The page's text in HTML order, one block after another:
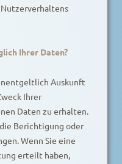
Nutzerverhaltens
Ihrer Daten?
Auskunft
Ihrer
Daten zu erhalten.
Berichtigung oder
Wenn Sie eine
erteilt haben,